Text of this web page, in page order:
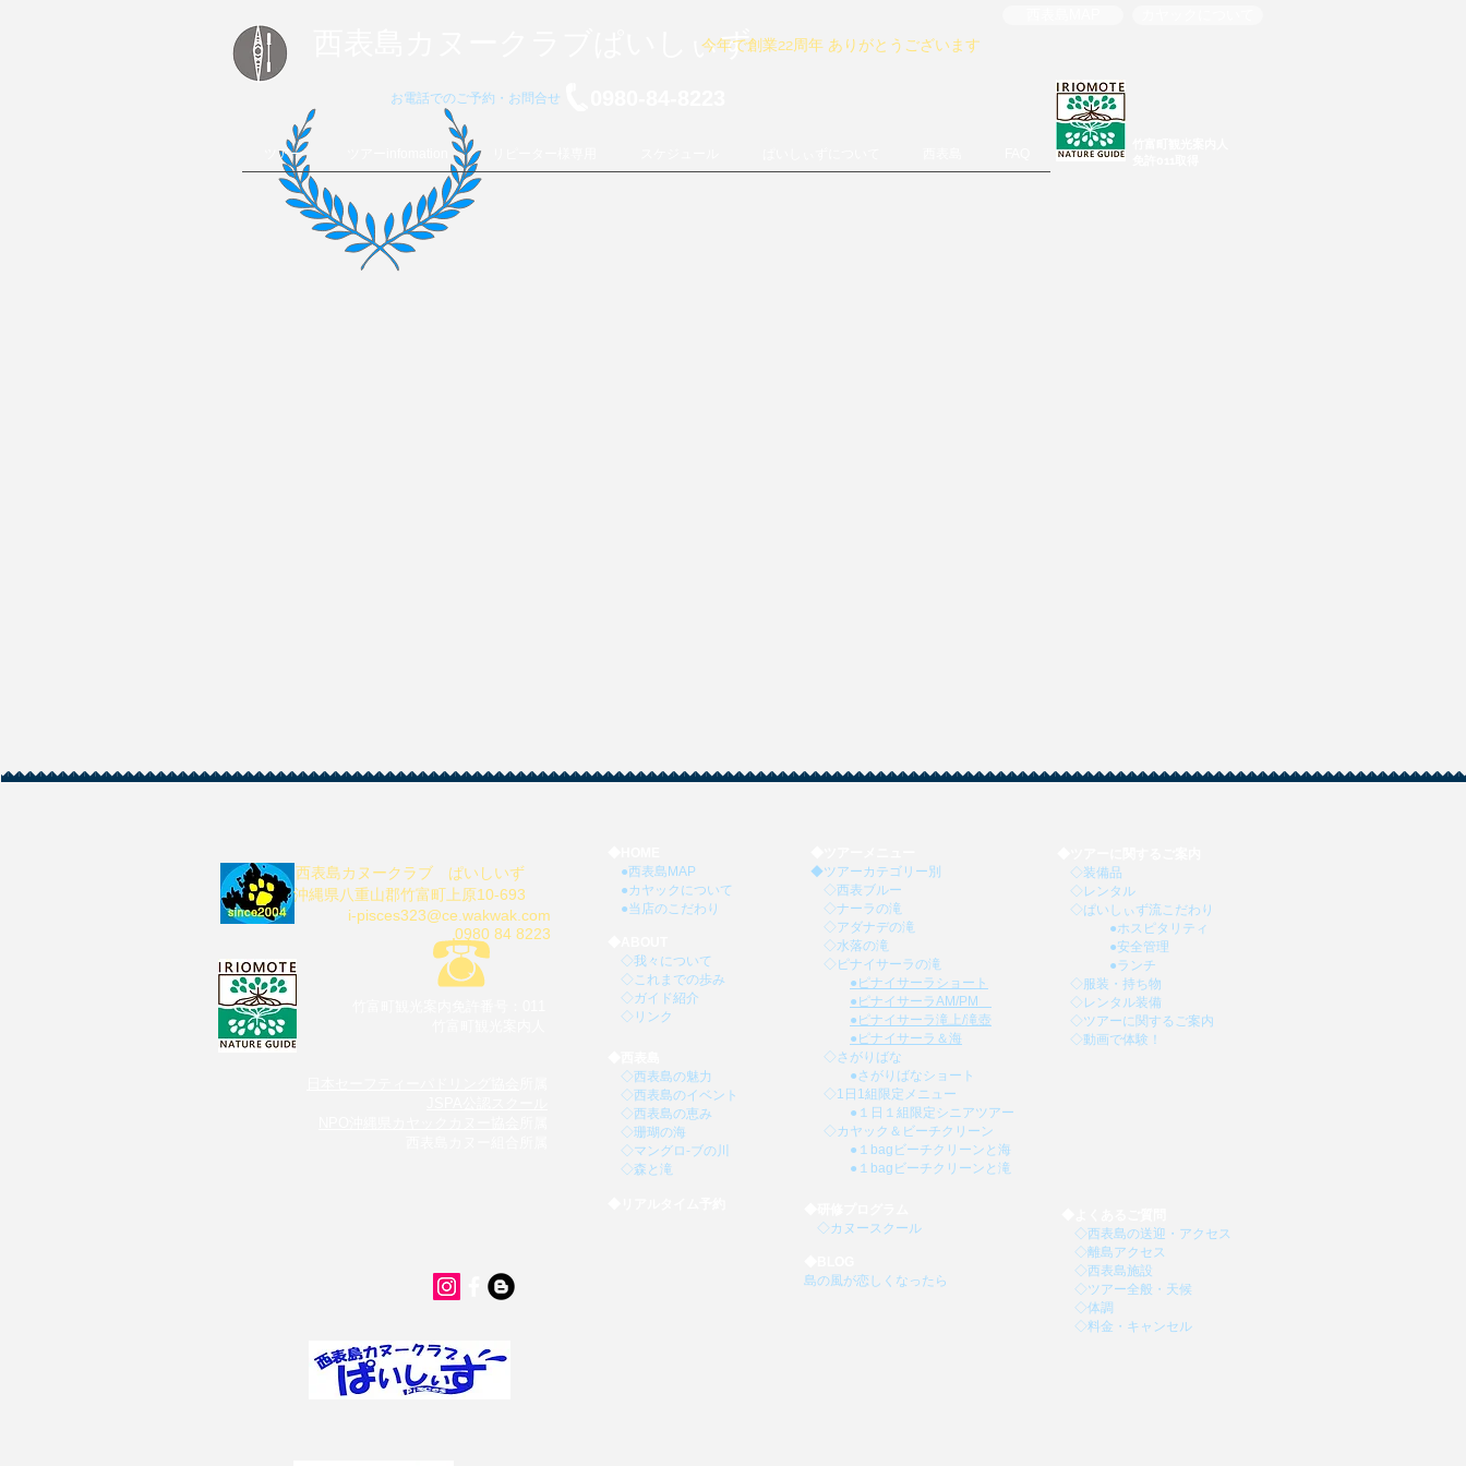
西表島カヌークラブぱいしぃず
お電話でのご予約・お問合せ
ツアー
今年で創業22周年 ありがとうございます
沖縄県八重山郡竹富町上原10-693
i-pisces323@ce.wakwak.com
0980 84 8223
西表島カヌークラブ ぱいしいず
●西表島MAP
● カヤックについて
●当店のこだわり
◇我々について
◇これまでの歩み
◇ガイド紹介
◇ リンク
◇西表島の魅力
◇西表島のイベント
◇西表島の恵み
◇珊瑚の海
◇マングロ-ブの川
◇森と滝
◆ツアーカテゴリー別
◇西表ブルー
◇ナーラの滝
◇アダナデの滝
◇水落の滝
◇ピナイサーラの滝
●ピナイサーラショート
●ピナイサーラAM/PM
●ピナイサーラ滝上/滝壺
●ピナイサーラ＆海
◇さがりばな
●さがりばなショート
◇1日1組限定メニュー
●１日１組限定シニアツアー
◇カヤック＆ ビーチクリーン
●１bagビーチクリーンと海
●１bagビーチクリーンと滝
◇カヌースクール
島の風が恋しくなったら
◇装備品
◇レンタル
◇ぱいしぃず流こだわり
●ホスピタリティ
●安全管理
●ランチ
◇服装・持ち物
◇レンタル装備
◇ツアーに関するご案内
◇動画で体験！
◇西表島の送迎・アクセス
◇離島アクセス
◇西表島施設
◇ツアー全般・天候
◇体調
◇料金・キャンセル